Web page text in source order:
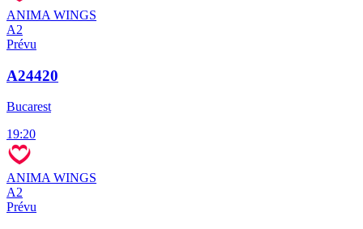
ANIMA WINGS
A2
Prévu
A24420
Bucarest
19:20
ANIMA WINGS
A2
Prévu